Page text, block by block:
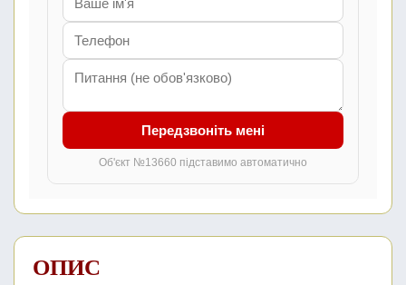
Передзвоніть мені
Об'єкт №13660 підставимо автоматично
ОПИС